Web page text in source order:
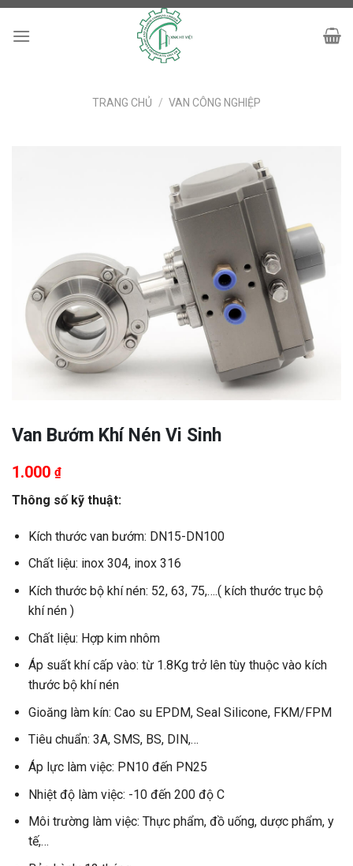
Skip
TRANG CHỦ / VAN CÔNG NGHIỆP
Van Bướm Khí Nén Vi Sinh
1.000 ₫
Thông số kỹ thuật:
Kích thước van bướm: DN15-DN100
Chất liệu: inox 304, inox 316
Kích thước bộ khí nén: 52, 63, 75,….( kích thước trục bộ
khí nén )
Chất liệu: Hợp kim nhôm
Áp suất khí cấp vào: từ 1.8Kg trở lên tùy thuộc vào kích
thước bộ khí nén
Gioăng làm kín: Cao su EPDM, Seal Silicone, FKM/FPM
Tiêu chuẩn: 3A, SMS, BS, DIN,…
Áp lực làm việc: PN10 đến PN25
Nhiệt độ làm việc: -10 đến 200 độ C
Môi trường làm việc: Thực phẩm, đồ uống, dược phẩm, y
tế,…